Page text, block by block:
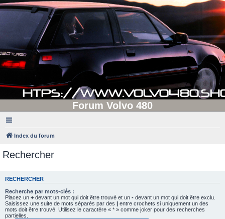
Forum Volvo 480
Index du forum
Rechercher
RECHERCHER
Recherche par mots-clés :
Placez un + devant un mot qui doit être trouvé et un - devant un mot qui doit être exclu.
Saisissez une suite de mots séparés par des | entre crochets si uniquement un des
mots doit être trouvé. Utilisez le caractère « * » comme joker pour des recherches
partielles.